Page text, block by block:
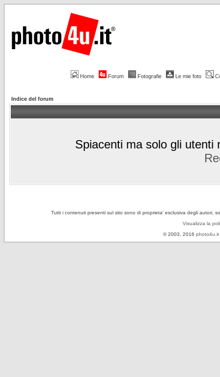
Home Forum Fotografie Le mie foto
Indice del forum
Spiacenti ma solo gli utenti
Tutti i contenuti presenti sul sito sono di proprieta' esclusiva degli autori,
Visualizza la
© 2003, 2016 photo4u.it